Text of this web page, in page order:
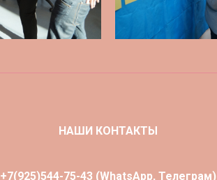
НАШИ КОНТАКТЫ
+7(925)544-75-43 (WhatsApp, Телеграм)